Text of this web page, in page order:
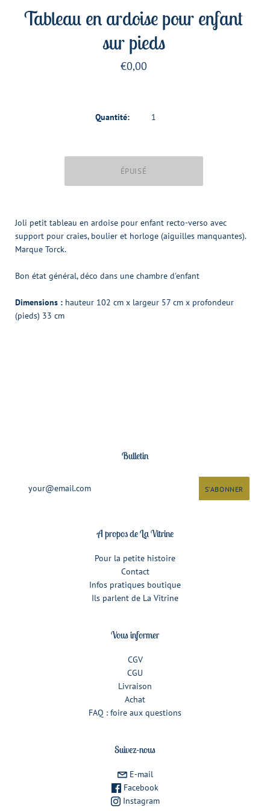
Tableau en ardoise pour enfant
sur pieds
€0,00
Quantité:
Joli petit tableau en ardoise pour enfant recto-verso avec
support pour craies, boulier et horloge (aiguilles manquantes).
Marque Torck.
Bon état général, déco dans une chambre d'enfant
Dimensions : hauteur 102 cm x largeur 57 cm x profondeur
(pieds) 33 cm
Bulletin
A propos de La Vitrine
Pour la petite histoire
Contact
Infos pratiques boutique
Ils parlent de La Vitrine
Vous informer
CGV
CGU
Livraison
Achat
FAQ : foire aux questions
Suivez-nous
E-mail
Facebook
Instagram